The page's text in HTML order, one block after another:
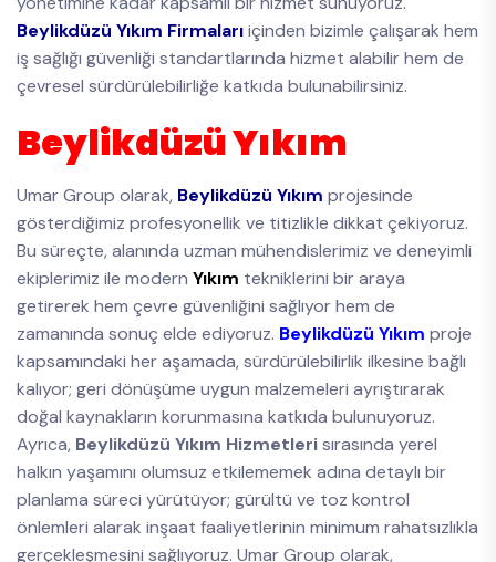
Beylikdüzü Yıkım Firmalarıiçinden bizimle çalışarak hem
iş sağlığı güvenliği standartlarında hizmet alabilir hem de
çevresel sürdürülebilirliğe katkıda bulunabilirsiniz.
Beylikdüzü Yıkım
Umar Group olarak, Beylikdüzü Yıkım projesinde
gösterdiğimiz profesyonellik ve titizlikle dikkat çekiyoruz.
Bu süreçte, alanında uzman mühendislerimiz ve deneyimli
ekiplerimiz ile modern Yıkım tekniklerini bir araya
getirerek hem çevre güvenliğini sağlıyor hem de
zamanında sonuç elde ediyoruz. Beylikdüzü Yıkım proje
kapsamındaki her aşamada, sürdürülebilirlik ilkesine bağlı
kalıyor; geri dönüşüme uygun malzemeleri ayrıştırarak
doğal kaynakların korunmasına katkıda bulunuyoruz.
Ayrıca, Beylikdüzü Yıkım Hizmetlerisırasında yerel
halkın yaşamını olumsuz etkilememek adına detaylı bir
planlama süreci yürütüyor; gürültü ve toz kontrol
önlemleri alarak inşaat faaliyetlerinin minimum rahatsızlıkla
gerçekleşmesini sağlıyoruz. Umar Group olarak,